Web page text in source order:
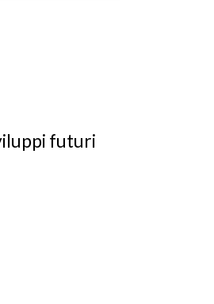
futuri